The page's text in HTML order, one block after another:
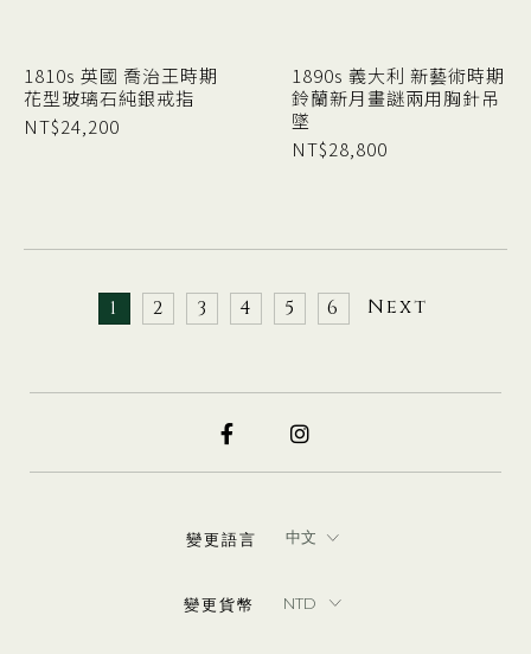
1810s 英國 喬治王時期
花型玻璃石純銀戒指
NT$24,200
1890s 義大利 新藝術時期
鈴蘭新月畫謎兩用胸針吊
墜
NT$28,800
1 2 3 4 5 6 Next
變更語言
變更貨幣